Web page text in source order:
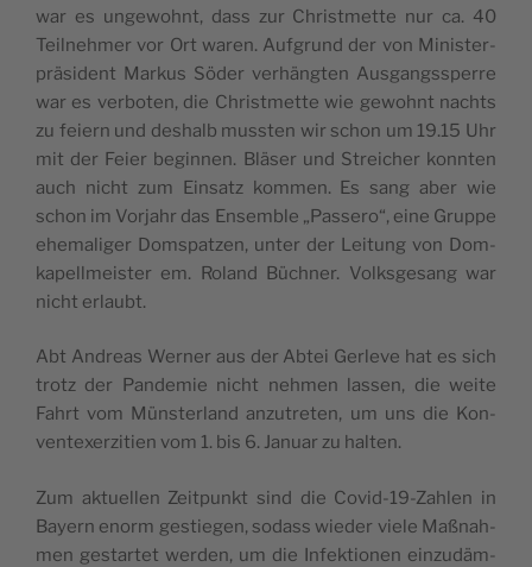
war es unge­wohnt, dass zur Christ­met­te nur ca. 40
Teil­neh­mer vor Ort waren. Auf­grund der von Minis­ter­
prä­si­dent Mar­kus Söder ver­häng­ten Aus­gangs­sper­re
war es ver­bo­ten, die Christ­met­te wie gewohnt nachts
zu fei­ern und des­halb muss­ten wir schon um 19.15 Uhr
mit der Fei­er begin­nen. Blä­ser und Strei­cher konn­ten
auch nicht zum Ein­satz kom­men. Es sang aber wie
schon im Vor­jahr das Ensem­ble „Pas­se­ro“, eine Grup­pe
ehe­ma­li­ger Dom­spat­zen, unter der Lei­tung von Dom­
ka­pell­meis­ter em. Roland Büch­ner. Volks­ge­sang war
nicht erlaubt.
Abt Andre­as Wer­ner aus der Abtei Gerle­ve hat es sich
trotz der Pan­de­mie nicht neh­men las­sen, die wei­te
Fahrt vom Müns­ter­land anzu­tre­ten, um uns die Kon­
vent­ex­er­zi­ti­en vom 1. bis 6. Janu­ar zu halten.
Zum aktu­el­len Zeit­punkt sind die Covid-19-Zah­len in
Bay­ern enorm gestie­gen, sodass wie­der vie­le Maß­nah­
men gestar­tet wer­den, um die Infek­tio­nen ein­zu­däm­